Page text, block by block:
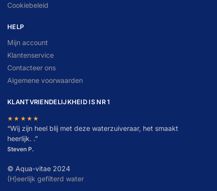
Cookiebeleid
HELP
Mijn account
Klantenservice
Contacteer ons
Algemene voorwaarden
KLANTVRIENDELIJKHEID IS NR 1
★★★★★
“Wij zijn heel blij met deze waterzuiveraar, het smaakt
heerlijk. .”
Steven P.
© Aqua-vitae 2024
(H)eerlijk gefilterd water